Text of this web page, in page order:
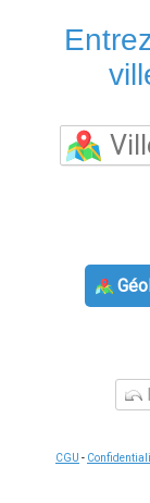
CGU -